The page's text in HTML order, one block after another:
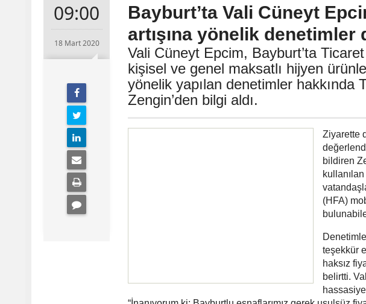
09:00
18 Mart 2020
Bayburt’ta Vali Cüneyt
artışına yönelik denetimler
Vali Cüneyt Epcim, Bayburt’ta
kişisel ve genel maksatlı hijyen
yönelik yapılan denetimler hakkında
Zengin’den bilgi aldı.
Ziyarette
bildiren
(HFA)
teşekkür
haksız
belirtti.